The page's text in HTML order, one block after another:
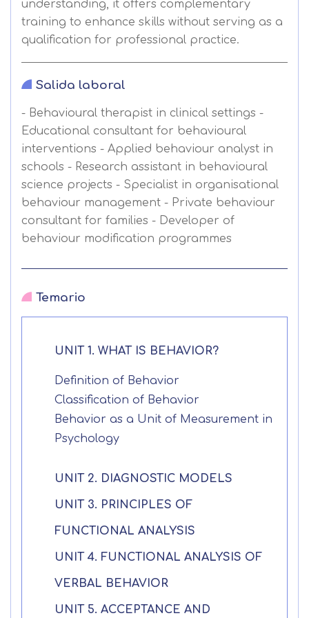
understanding, it offers complementary
training to enhance skills without serving as a
qualification for professional practice.
Salida laboral
- Behavioural therapist in clinical settings -
Educational consultant for behavioural
interventions - Applied behaviour analyst in
schools - Research assistant in behavioural
science projects - Specialist in organisational
behaviour management - Private behaviour
consultant for families - Developer of
behaviour modification programmes
Temario
UNIT 1. WHAT IS BEHAVIOR?
Definition of Behavior
Classification of Behavior
Behavior as a Unit of Measurement in
Psychology
UNIT 2. DIAGNOSTIC MODELS
UNIT 3. PRINCIPLES OF
FUNCTIONAL ANALYSIS
UNIT 4. FUNCTIONAL ANALYSIS OF
VERBAL BEHAVIOR
UNIT 5. ACCEPTANCE AND
Solicitar
información
Mail
Teléfono
Solicitar
información
Telefono
Email
de Datos .Haz clic aquí
Responsable EUROINNOVA
Información académica y comercial
Centro de
preferencia de
Utilizamos cookies propias y de terceros
relacionados con tus preferencias,
mediante el análisis de tus hábitos de
cookies, no podremos asegurarle el